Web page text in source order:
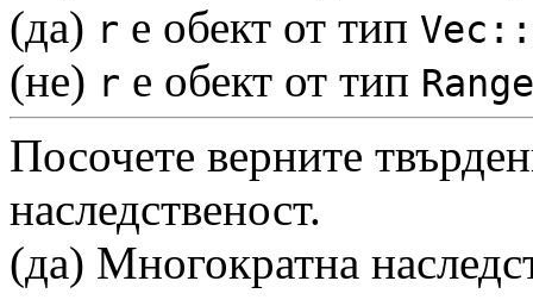
(да) r е обект от тип
(не) r е обект от тип
Посочете верните
наследственост.
(да) Многократна